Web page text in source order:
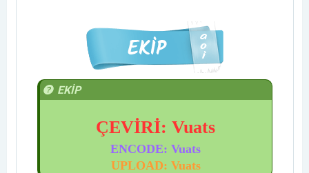
EKİP
ÇEVİRİ: Vuats
ENCODE: Vuats
UPLOAD: Vuats